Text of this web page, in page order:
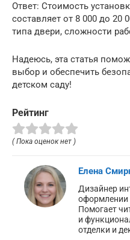
Ответ: Стоимость
составляет от 8 000 до 20
типа двери, сложности
Надеюсь, эта статья
выбор и обеспечить
детском саду!
Рейтинг
( Пока оценок нет )
Елена
Дизайнер
оформлении
Помогает
и
отделки и